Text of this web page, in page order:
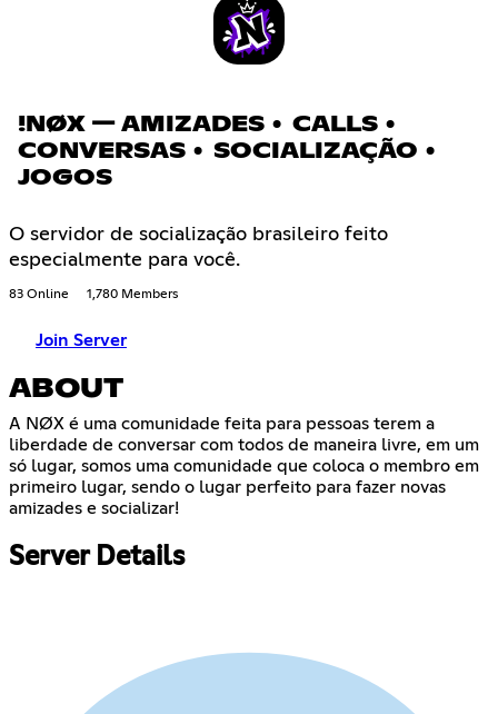
!NØX — AMIZADES • CALLS •
CONVERSAS • SOCIALIZAÇÃO •
JOGOS
O servidor de socialização brasileiro feito
especialmente para você.
83 Online 1,780 Members
Join Server
ABOUT
A NØX é uma comunidade feita para pessoas terem a
liberdade de conversar com todos de maneira livre, em um
só lugar, somos uma comunidade que coloca o membro em
primeiro lugar, sendo o lugar perfeito para fazer novas
amizades e socializar!
Server Details